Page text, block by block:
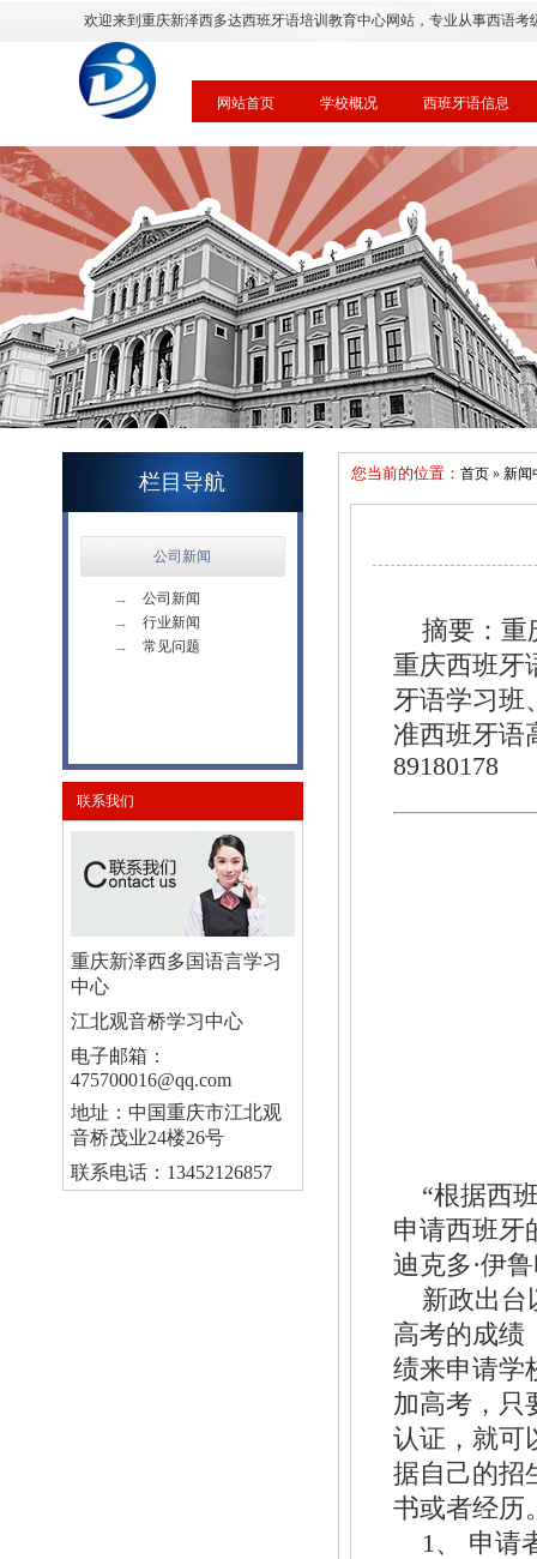
欢迎来到重庆新泽西多达西班牙语培训教育中心网站，专业从事西语考
网站首页 学校概况 西班牙语信息
栏目导航
公司新闻
→
公司新闻
→
行业新闻
→
常见问题
联系我们
重庆新泽西多国语言学习
中心
江北观音桥学习中心
电子邮箱：
475700016@qq.com
地址：中国重庆市江北观
音桥茂业24楼26号
联系电话：13452126857
您当前的位置： 首页» 新闻
摘要：重
重庆西班牙
牙语学习班
准西班牙语
89180178
“根据西
申请西班牙
迪克多·伊
新政出台
高考的成绩
绩来申请学
加高考，只
认证，就可
据自己的招
书或者经历
1、 申请